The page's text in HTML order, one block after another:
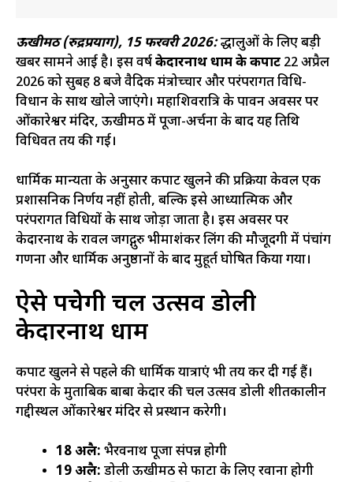
ऊखीमठ (रुद्रप्रयाग), 15 फरवरी 2026:श्रद्धालुओं के लिए बड़ी
खबर सामने आई है। इस वर्षकेदारनाथ धाम के कपाट 22 अप्रैल
2026 को सुबह 8 बजे वैदिक मंत्रोच्चार और परंपरागत विधि-
विधान के साथ खोले जाएंगे। महाशिवरात्रि के पावन अवसर पर
ओंकारेश्वर मंदिर, ऊखीमठ में पूजा-अर्चना के बाद यह तिथि
विधिवत तय की गई।
धार्मिक मान्यता के अनुसार कपाट खुलने की प्रक्रिया केवल एक
प्रशासनिक निर्णय नहीं होती, बल्कि इसे आध्यात्मिक और
परंपरागत विधियों के साथ जोड़ा जाता है। इस अवसर पर
केदारनाथ के रावल जगद्गुरु भीमाशंकर लिंग की मौजूदगी में पंचांग
गणना और धार्मिक अनुष्ठानों के बाद मुहूर्त घोषित किया गया।
ऐसे पहुंचेगी चल उत्सव डोली
केदारनाथ धाम
कपाट खुलने से पहले की धार्मिक यात्राएं भी तय कर दी गई हैं।
परंपरा के मुताबिक बाबा केदार की चल उत्सव डोली शीतकालीन
गद्दीस्थल ओंकारेश्वर मंदिर से प्रस्थान करेगी।
18 अप्रैल: भैरवनाथ पूजा संपन्न होगी
19 अप्रैल: डोली ऊखीमठ से फाटा के लिए रवाना होगी